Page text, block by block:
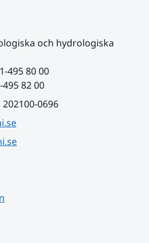
och hydrologiska
495 80 00
82 00
0696